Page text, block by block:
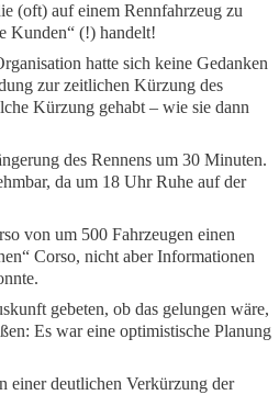
(oft) auf einem Rennfahrzeug zu
Kunden“ (!) handelt!
hatte sich keine Gedanken
zur zeitlichen Kürzung des
Kürzung gehabt – wie sie dann
des Rennens um 30 Minuten.
da um 18 Uhr Ruhe auf der
von um 500 Fahrzeugen einen
Corso, nicht aber Informationen
gebeten, ob das gelungen wäre,
Es war eine optimistische Planung
einer deutlichen Verkürzung der